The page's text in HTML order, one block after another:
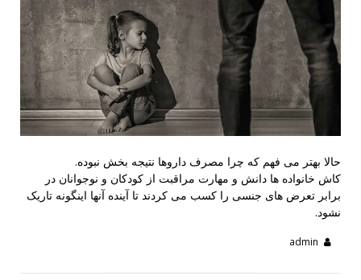
حالا بهتر می فهم که چرا مصرف داروها نتیجه بخش نبوده.
کاش خانواده ها دانش و مهارت مراقبت از کودکان و نوجوانان در
برابر تعرض های جنسی را کسب می کردند تا آینده آنها اینگونه تاریک
نشود.
admin